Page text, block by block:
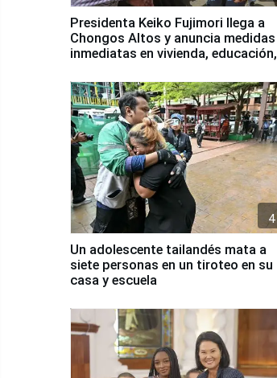
Presidenta Keiko Fujimori llega a
Chongos Altos y anuncia medidas
inmediatas en vivienda, educación,
4
Un adolescente tailandés mata a
siete personas en un tiroteo en su
casa y escuela